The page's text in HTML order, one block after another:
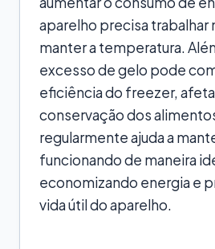
aparelho precisa trabalhar
manter a temperatura.
excesso de gelo pode
eficiência do freezer,
conservação dos
regularmente ajuda a
funcionando de maneira
economizando energia e
vida útil do aparelho.